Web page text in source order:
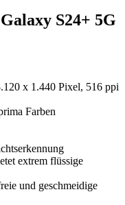
S24+ 5G
x 1.440 Pixel, 516 ppi
Farben
extrem flüssige
und geschmeidige